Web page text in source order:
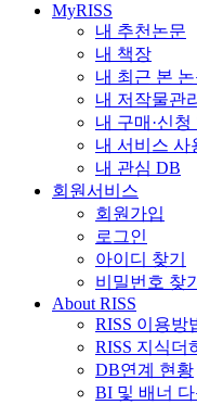
MyRISS
내 추천논문
내 책장
내 최근 본
내 저작물관리
내 구매·신청
내 서비스 사
내 관심 DB
회원서비스
회원가입
로그인
아이디 찾기
비밀번호 찾기
About RISS
RISS 이용방
RISS 지식더
DB연계 현황
BI 및 배너